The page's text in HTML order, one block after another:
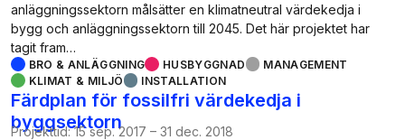
anläggningssektorn målsätter en klimatneutral värdekedja i
bygg och anläggningssektorn till 2045. Det här projektet har
tagit fram…
BRO & ANLÄGGNING HUSBYGGNAD
MANAGEMENT
KLIMAT & MILJÖ
INSTALLATION
Färdplan för fossilfri värdekedja i
byggsektorn
Projekttid: 15 sep. 2017 – 31 dec. 2018